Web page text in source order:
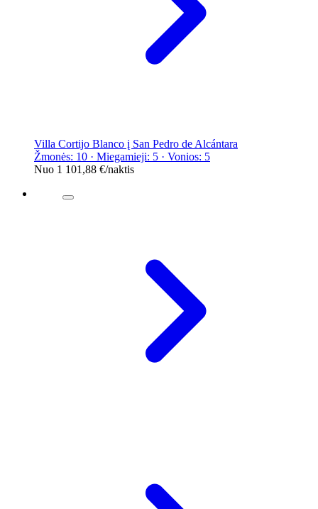
Villa Cortijo Blanco į San Pedro de Alcántara
Žmonės: 10 · Miegamieji: 5 · Vonios: 5
Nuo 1 101,88 €/naktis